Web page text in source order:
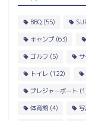
BBQ (55)
キャンプ (63)
ゴルフ (5)
トイレ (122)
プレジャーボート
体育館 (4)